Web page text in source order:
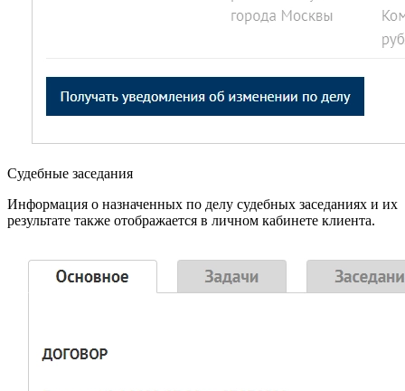
Судебные заседания
Информация о назначенных по делу судебных заседаниях и их
результате также отображается в личном кабинете клиента.